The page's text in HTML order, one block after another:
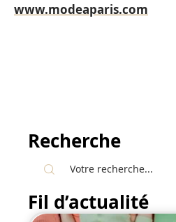
www.modeaparis.com
Recherche
Fil d’actualité